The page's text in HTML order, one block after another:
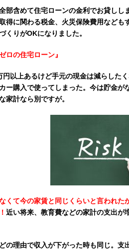
部含めて住宅ローンの金利でお貸しし
得に関わる税金、火災保険費用など
くりがOKになりました。
ロの住宅ローン』
円以上あるけど手元の現金は減らした
ー購入で使ってしまった。今は貯金が
家計なら別ですが。
くて今の家賃と同じくらいと言われ
近い将来、教育費などの家計の支出が
の理由で収入が下がった時も同じ。支